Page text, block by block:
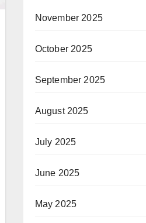
November 2025
October 2025
September 2025
August 2025
July 2025
June 2025
May 2025